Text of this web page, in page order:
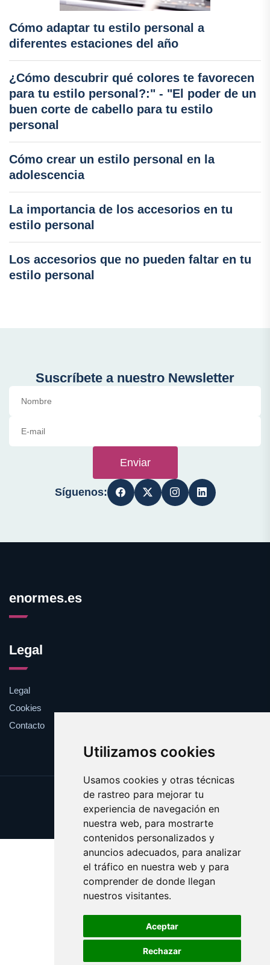
Utilizamos cookies
Usamos cookies y otras técnicas
de rastreo para mejorar tu
experiencia de navegación en
nuestra web, para mostrarte
contenidos personalizados y
anuncios adecuados, para analizar
el tráfico en nuestra web y para
comprender de donde llegan
nuestros visitantes.
Aceptar
Rechazar
Cómo adaptar tu estilo personal a
diferentes estaciones del año
¿Cómo descubrir qué colores te favorecen
para tu estilo personal?:" - "El poder de un
buen corte de cabello para tu estilo
personal
Cómo crear un estilo personal en la
adolescencia
La importancia de los accesorios en tu
estilo personal
Los accesorios que no pueden faltar en tu
estilo personal
Suscríbete a nuestro Newsletter
Enviar
Síguenos:
enormes.es
Legal
Legal
Cookies
Contacto
Update cookies preferences
Copyright © 2025 enormes.es